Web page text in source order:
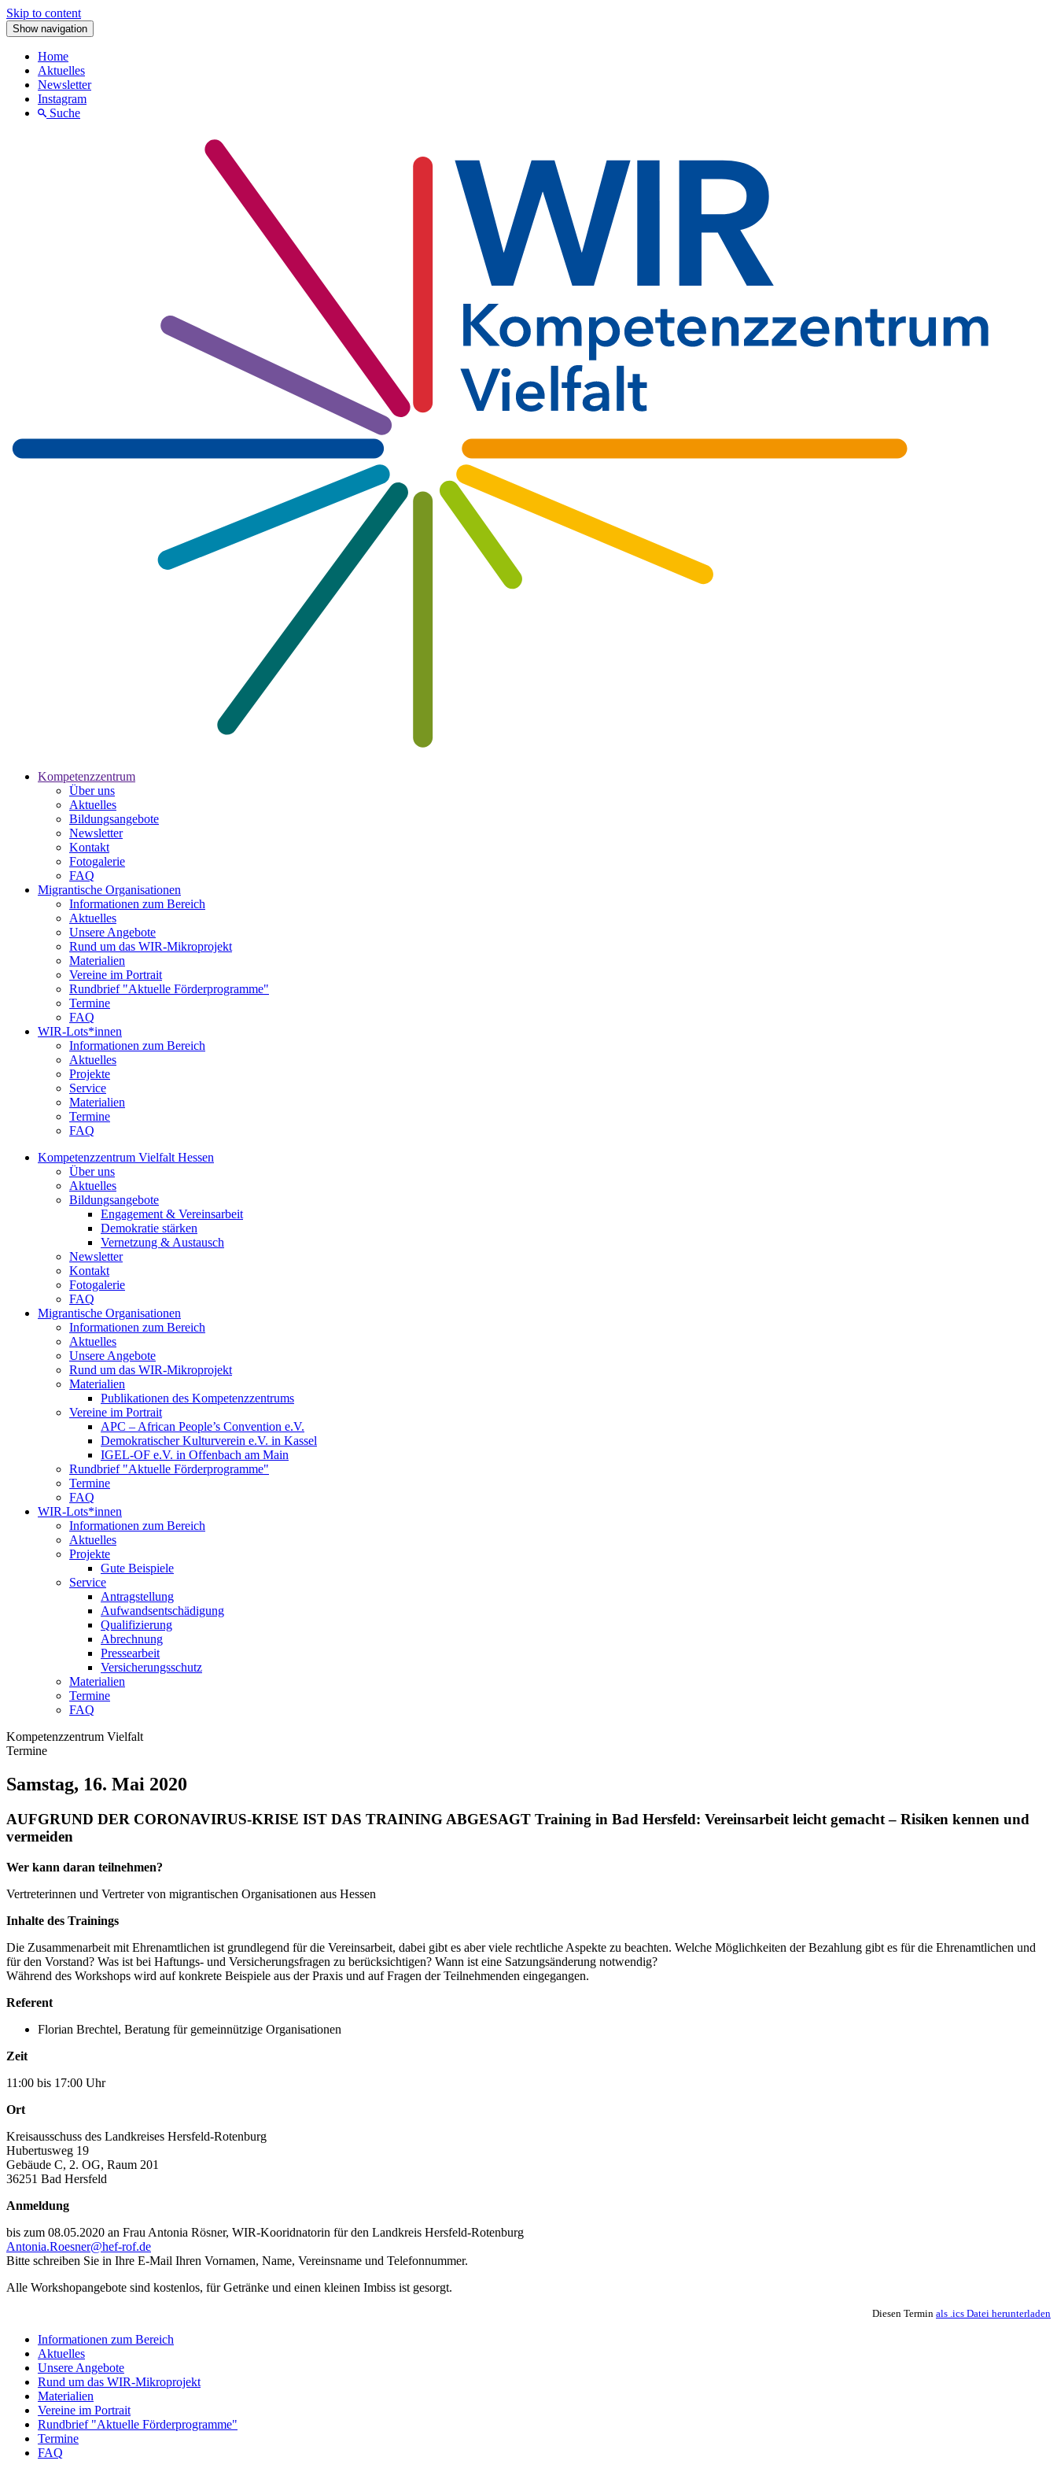
Skip to content
Show navigation
Home
Aktuelles
Newsletter
Instagram
Suche
Kompetenzzentrum
Über uns
Aktuelles
Bildungsangebote
Newsletter
Kontakt
Fotogalerie
FAQ
Migrantische Organisationen
Informationen zum Bereich
Aktuelles
Unsere Angebote
Rund um das WIR-Mikroprojekt
Materialien
Vereine im Portrait
Rundbrief "Aktuelle Förderprogramme"
Termine
FAQ
WIR-Lots*innen
Informationen zum Bereich
Aktuelles
Projekte
Service
Materialien
Termine
FAQ
Kompetenzzentrum Vielfalt Hessen
Über uns
Aktuelles
Bildungsangebote
Engagement & Vereinsarbeit
Demokratie stärken
Vernetzung & Austausch
Newsletter
Kontakt
Fotogalerie
FAQ
Migrantische Organisationen
Informationen zum Bereich
Aktuelles
Unsere Angebote
Rund um das WIR-Mikroprojekt
Materialien
Publikationen des Kompetenzzentrums
Vereine im Portrait
APC – African People’s Convention e.V.
Demokratischer Kulturverein e.V. in Kassel
IGEL-OF e.V. in Offenbach am Main
Rundbrief "Aktuelle Förderprogramme"
Termine
FAQ
WIR-Lots*innen
Informationen zum Bereich
Aktuelles
Projekte
Gute Beispiele
Service
Antragstellung
Aufwandsentschädigung
Qualifizierung
Abrechnung
Pressearbeit
Versicherungsschutz
Materialien
Termine
FAQ
Kompetenzzentrum Vielfalt
Termine
Samstag, 16. Mai 2020
AUFGRUND DER CORONAVIRUS-KRISE IST DAS TRAINING ABGESAGT Training in Bad Hersfeld: Vereinsarbeit leicht gemacht – Risiken kennen und
vermeiden
Wer kann daran teilnehmen?
Vertreterinnen und Vertreter von migrantischen Organisationen aus Hessen
Inhalte des Trainings
Die Zusammenarbeit mit Ehrenamtlichen ist grundlegend für die Vereinsarbeit, dabei gibt es aber viele rechtliche Aspekte zu beachten. Welche Möglichkeiten der Bezahlung gibt es für die Ehrenamtlichen und
für den Vorstand? Was ist bei Haftungs- und Versicherungsfragen zu berücksichtigen? Wann ist eine Satzungsänderung notwendig?
Während des Workshops wird auf konkrete Beispiele aus der Praxis und auf Fragen der Teilnehmenden eingegangen.
Referent
Florian Brechtel, Beratung für gemeinnützige Organisationen
Zeit
11:00 bis 17:00 Uhr
Ort
Kreisausschuss des Landkreises Hersfeld-Rotenburg
Hubertusweg 19
Gebäude C, 2. OG, Raum 201
36251 Bad Hersfeld
Anmeldung
bis zum 08.05.2020 an Frau Antonia Rösner, WIR-Kooridnatorin für den Landkreis Hersfeld-Rotenburg
Antonia.Roesner@hef-rof.de
Bitte schreiben Sie in Ihre E-Mail Ihren Vornamen, Name, Vereinsname und Telefonnummer.
Alle Workshopangebote sind kostenlos, für Getränke und einen kleinen Imbiss ist gesorgt.
Diesen Termin als .ics Datei herunterladen
Informationen zum Bereich
Aktuelles
Unsere Angebote
Rund um das WIR-Mikroprojekt
Materialien
Vereine im Portrait
Rundbrief "Aktuelle Förderprogramme"
Termine
FAQ